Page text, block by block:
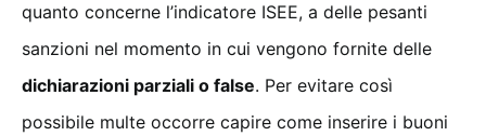
quanto concerne l’indicatore ISEE, a delle pesanti
sanzioni nel momento in cui vengono fornite delle
dichiarazioni parziali o false. Per evitare così
possibile multe occorre capire come inserire i buoni